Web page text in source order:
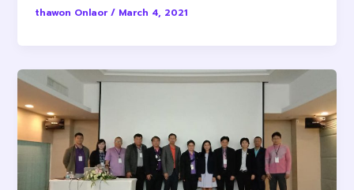
thawon Onlaor/ March 4, 2021